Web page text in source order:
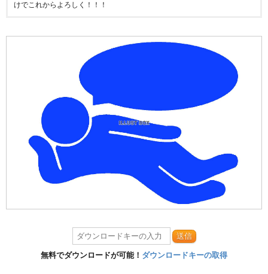
けでこれからよろしく！！！
送信
無料でダウンロードが可能！ ダウンロードキーの取得